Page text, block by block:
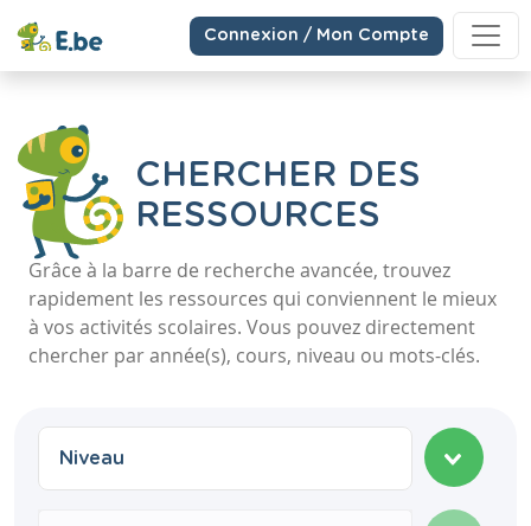
Connexion / Mon Compte
CHERCHER DES
RESSOURCES
Grâce à la barre de recherche avancée, trouvez
rapidement les ressources qui conviennent le mieux
à vos activités scolaires. Vous pouvez directement
chercher par année(s), cours, niveau ou mots-clés.